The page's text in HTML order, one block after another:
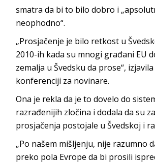
smatra da bi to bilo dobro i
neophodno“.
„Prosjačenje je bilo retkost u
2010-ih kada su mnogi građani EU
zemalja u Švedsku da prose“,
konferenciji za novinare.
Ona je rekla da je to dovelo do
razrađenijih zločina i dodala da su
prosjačenja postojale u Švedskoj i
„Po našem mišljenju, nije razumno
preko pola Evrope da bi prosili